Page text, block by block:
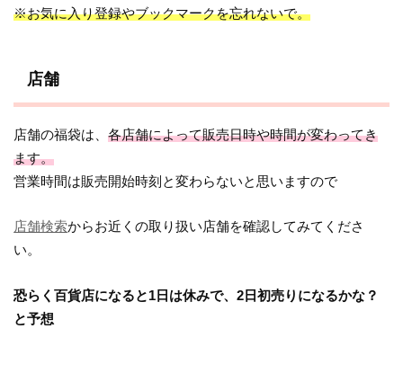
※お気に入り登録やブックマークを忘れないで。
店舗
店舗の福袋は、各店舗によって販売日時や時間が変わってき
ます。
営業時間は販売開始時刻と変わらないと思いますので
店舗検索からお近くの取り扱い店舗を確認してみてくださ
い。
恐らく百貨店になると1日は休みで、2日初売りになるかな？
と予想